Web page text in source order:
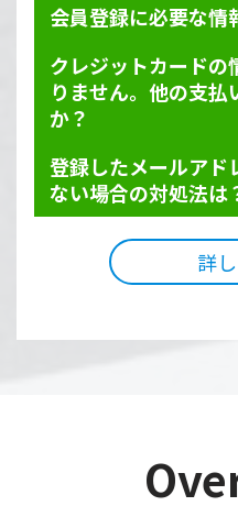
会員登録に必要な情
クレジットカードの
りません。他の支払
か？
登録したメールアド
ない場合の対処法は
詳